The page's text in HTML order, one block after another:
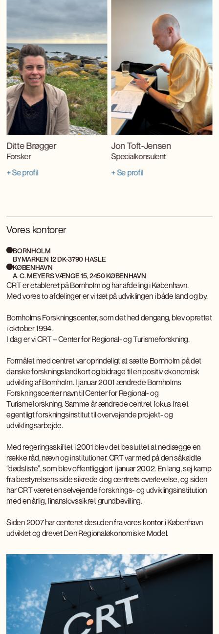
Ditte Brøgger
Forsker
+ Se profil
Jon Toft-Jensen
Specialkonsulent
+ Se profil
Vores kontorer
BORNHOLM
BYMARKEN 12 DK-3790 HASLE
KØBENHAVN
A. C. MEYERS VÆNGE 15, 2450 KØBENHAVN
CRT er etableret på Bornholm og har afdeling i København.
Med vores to afdelinger er vi tæt på udviklingen i både land og by.
Bornholms Forskningscenter, som det hed dengang, blev oprettet
i oktober 1994.
I dag er vi CRT – Center for Regional- og Turismeforskning.
Formålet med centret var oprindeligt at sætte Bornholm på det
danske forskningslandkort og bidrage til en positiv økonomisk
udvikling af Bornholm. I januar 2001 ændrede Bornholms
Forskningscenter navn til Center for Regional- og
Turismeforskning. Samme år ændrede centret fokus fra et
egentligt forskningsinstitut til overvejende projekt- og
udviklingsarbejde.
Med regeringsskiftet i 2001 blev det besluttet at nedlægge en
række råd, nævn og institutioner. CRT var med på den såkaldte
“dødsliste”, som blev offentliggjort i januar 2002. En lang, sej kamp
fra bestyrelsens side sikrede dog centrets overlevelse, og siden
har CRT været en selvejende forsknings- og udviklingsinstitution
med en årlig, finanslovssikret grundbevilling.
Siden 2007 har centeret desuden fra vores kontor i København
udviklet og drevet Den Regionaløkonomiske Model.